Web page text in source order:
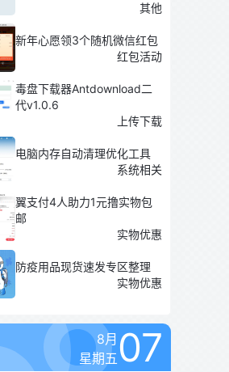
其他
新年心愿领3个随机微信红包
红包活动
毒盘下载器Antdownload二
代v1.0.6
上传下载
电脑内存自动清理优化工具
系统相关
翼支付4人助力1元撸实物包
邮
实物优惠
防疫用品现货速发专区整理
实物优惠
8月
星期五 07